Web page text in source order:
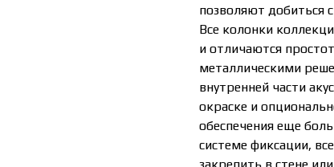
позволяют добиться
Все колонки
и отличаются
металлическими
внутренней части
окраске и
обеспечения еще
системе фиксации,